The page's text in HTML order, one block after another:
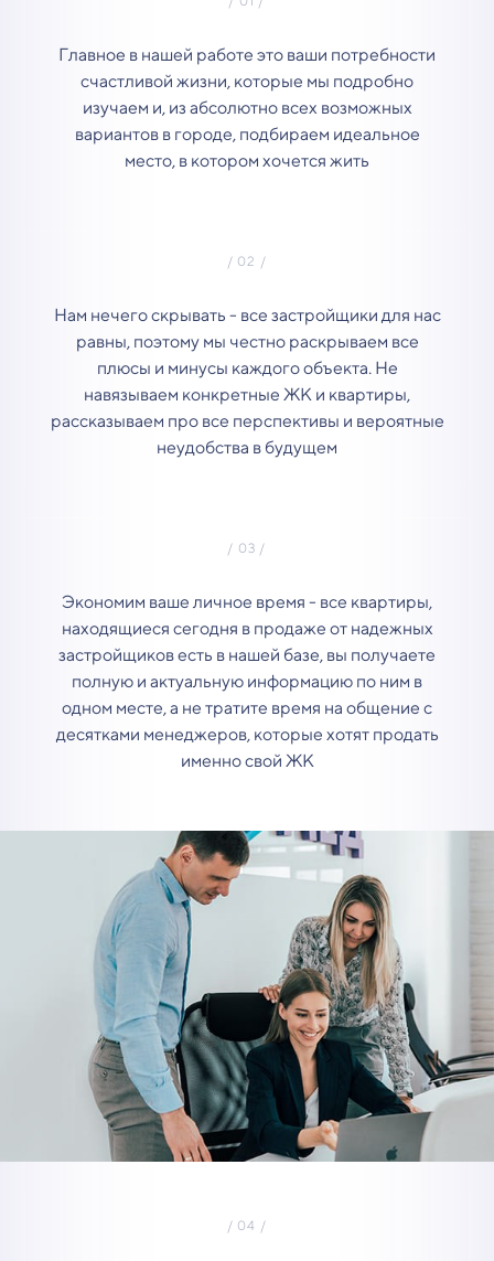
Главное в нашей работе это ваши потребности
счастливой жизни, которые мы подробно
изучаем и, из абсолютно всех возможных
вариантов в городе, подбираем идеальное
место, в котором хочется жить
Нам нечего скрывать - все застройщики для нас
равны, поэтому мы честно раскрываем все
плюсы и минусы каждого объекта. Не
навязываем конкретные ЖК и квартиры,
рассказываем про все перспективы и вероятные
неудобства в будущем
Экономим ваше личное время - все квартиры,
находящиеся сегодня в продаже от надежных
застройщиков есть в нашей базе, вы получаете
полную и актуальную информацию по ним в
одном месте, а не тратите время на общение с
десятками менеджеров, которые хотят продать
именно свой ЖК